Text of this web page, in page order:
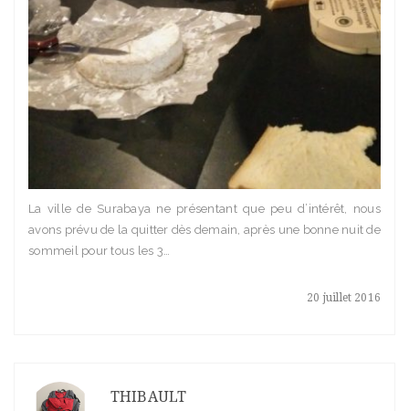
20 juillet 2016
La ville de Surabaya ne présentant que peu d’intérêt, nous
avons prévu de la quitter dès demain, après une bonne nuit de
sommeil pour tous les 3…
THIBAULT